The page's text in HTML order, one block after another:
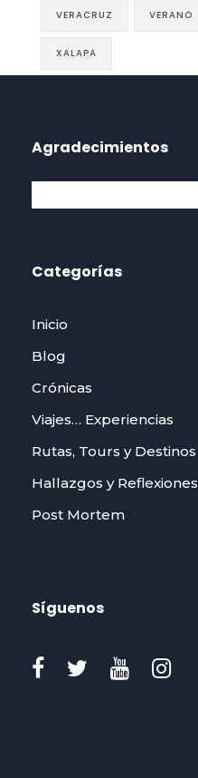
VERACRUZ VERANO
XALAPA
Agradecimientos
Categorías
Inicio
Blog
Crónicas
Viajes… Experiencias
Rutas, Tours y Destinos
Hallazgos y Reflexiones
Post Mortem
Síguenos